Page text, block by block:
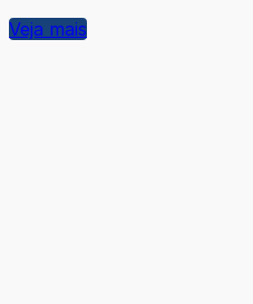
Veja mais